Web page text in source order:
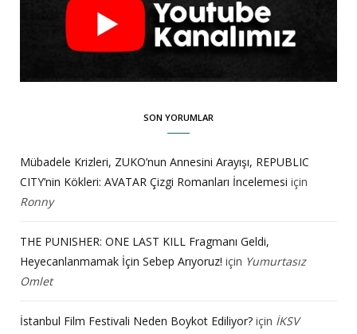
SON YORUMLAR
Mübadele Krizleri, ZUKO’nun Annesini Arayışı, REPUBLIC
CITY’nin Kökleri: AVATAR Çizgi Romanları İncelemesi için
Ronny
THE PUNISHER: ONE LAST KILL Fragmanı Geldi,
Heyecanlanmamak İçin Sebep Arıyoruz! için Yumurtasız
Omlet
İstanbul Film Festivali Neden Boykot Ediliyor? için İKSV